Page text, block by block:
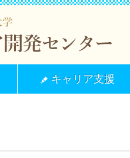
キャリア支援